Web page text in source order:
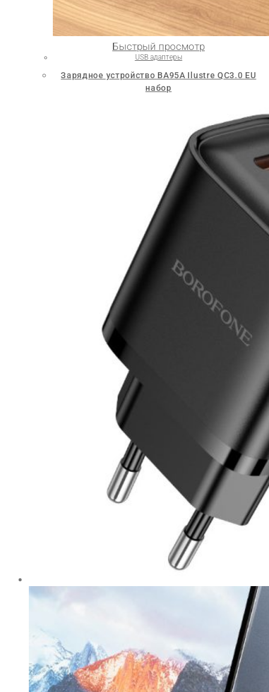
Быстрый просмотр
USB адаптеры
Зарядное устройство BA95A Ilustre QC3.0 EU
набор